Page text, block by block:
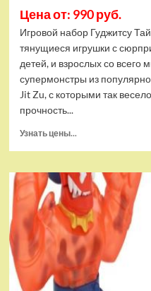
Цена от: 990 руб.
Игровой набор Гуджитсу
тянущиеся игрушки с
детей, и взрослых со всего
супермонстры из
Jit Zu, с которыми так
прочность...
Узнать цены...
Набор
тянущихся
фигурок
Гуджитсу
Тайгор
и
Вайпер